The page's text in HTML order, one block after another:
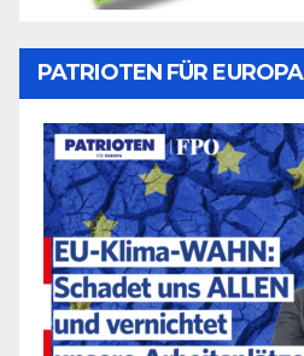
PATRIOTEN FÜR EUROPA